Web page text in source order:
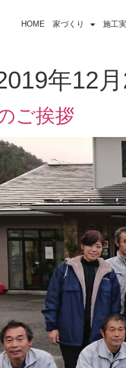
HOME 家づくり 施工
年12月
ご挨拶